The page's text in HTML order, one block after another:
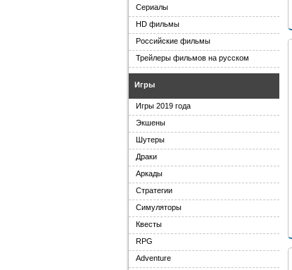
Сериалы
HD фильмы
Российские фильмы
Трейлеры фильмов на русском
Игры
Игры 2019 года
Экшены
Шутеры
Драки
Аркады
Стратегии
Симуляторы
Квесты
RPG
Adventure